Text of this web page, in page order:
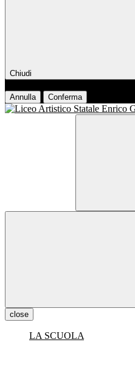
Chiudi
Annulla Conferma
close
LA SCUOLA